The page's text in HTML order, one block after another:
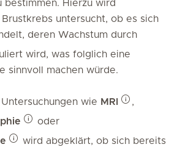
bestimmen. Hierzu wird
untersucht, ob es sich
deren Wachstum durch
wird, was folglich eine
sinnvoll machen würde.
wie MRI
,
oder
wird abgeklärt, ob sich bereits